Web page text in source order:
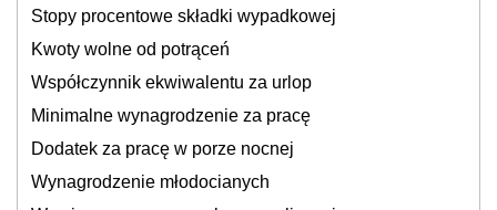
Stopy procentowe składki wypadkowej
Kwoty wolne od potrąceń
Współczynnik ekwiwalentu za urlop
Minimalne wynagrodzenie za pracę
Dodatek za pracę w porze nocnej
Wynagrodzenie młodocianych